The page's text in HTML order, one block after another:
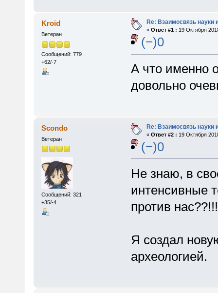
Kroid
Ветеран
Сообщений: 779
+62/-7
Re: Взаимосвязь науки
« Ответ #1 : 19 Октября
(−)0
А что именно
довольно
Scondo
Ветеран
Сообщений: 321
+35/-4
Re: Взаимосвязь науки
« Ответ #2 : 19 Октября
(−)0
Не знаю, в
интенсивные
против
Я создал
археологией.